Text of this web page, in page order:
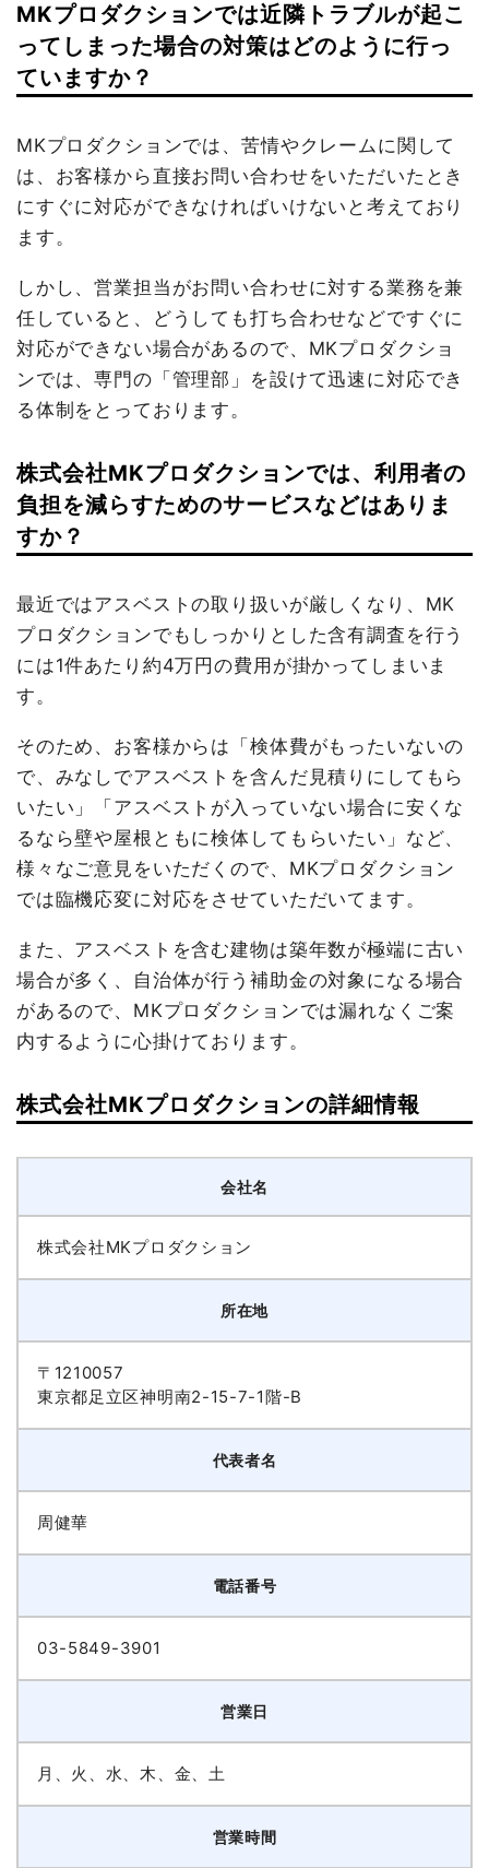
MKプロダクションでは近隣トラブルが起こ
ってしまった場合の対策はどのように行っ
ていますか？
MKプロダクションでは、苦情やクレームに関して
は、お客様から直接お問い合わせをいただいたとき
にすぐに対応ができなければいけないと考えており
ます。
しかし、営業担当がお問い合わせに対する業務を兼
任していると、どうしても打ち合わせなどですぐに
対応ができない場合があるので、MKプロダクショ
ンでは、専門の「管理部」を設けて迅速に対応でき
る体制をとっております。
株式会社MKプロダクションでは、利用者の
負担を減らすためのサービスなどはありま
すか？
最近ではアスベストの取り扱いが厳しくなり、MK
プロダクションでもしっかりとした含有調査を行う
には1件あたり約4万円の費用が掛かってしまいま
す。
そのため、お客様からは「検体費がもったいないの
で、みなしでアスベストを含んだ見積りにしてもら
いたい」「アスベストが入っていない場合に安くな
るなら壁や屋根ともに検体してもらいたい」など、
様々なご意見をいただくので、MKプロダクション
では臨機応変に対応をさせていただいてます。
また、アスベストを含む建物は築年数が極端に古い
場合が多く、自治体が行う補助金の対象になる場合
があるので、MKプロダクションでは漏れなくご案
内するように心掛けております。
株式会社MKプロダクションの詳細情報
会社名
株式会社MKプロダクション
所在地
〒1210057
東京都足立区神明南2-15-7-1階-B
代表者名
周健華
電話番号
03-5849-3901
営業日
月、火、水、木、金、土
営業時間